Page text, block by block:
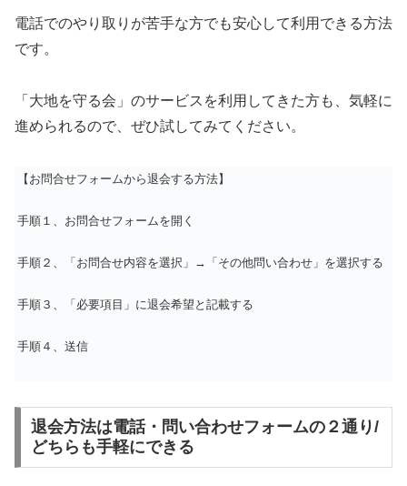
電話でのやり取りが苦手な方でも安心して利用できる方法
です。
「大地を守る会」のサービスを利用してきた方も、気軽に
進められるので、ぜひ試してみてください。
【お問合せフォームから退会する方法】
手順１、お問合せフォームを開く
手順２、「お問合せ内容を選択」→「その他問い合わせ」を選択する
手順３、「必要項目」に退会希望と記載する
手順４、送信
退会方法は電話・問い合わせフォームの２通り/
どちらも手軽にできる